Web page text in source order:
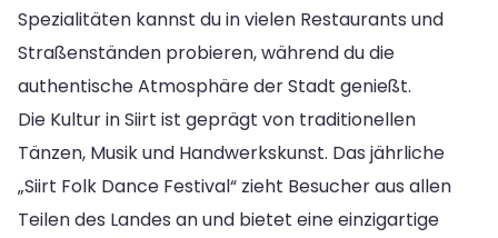
Spezialitäten kannst du in vielen Restaurants und
Straßenständen probieren, während du die
authentische Atmosphäre der Stadt genießt.
Die Kultur in Siirt ist geprägt von traditionellen
Tänzen, Musik und Handwerkskunst. Das jährliche
„Siirt Folk Dance Festival“ zieht Besucher aus allen
Teilen des Landes an und bietet eine einzigartige